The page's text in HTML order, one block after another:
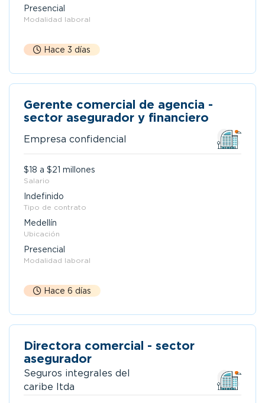
Presencial
Modalidad laboral
Hace 3 días
Gerente comercial de agencia -
sector asegurador y financiero
Empresa confidencial
$18 a $21 millones
Salario
Indefinido
Tipo de contrato
Medellín
Ubicación
Presencial
Modalidad laboral
Hace 6 días
Directora comercial - sector
asegurador
Seguros integrales del
caribe ltda